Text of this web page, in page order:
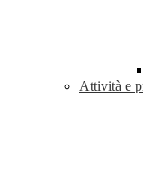
Attività e